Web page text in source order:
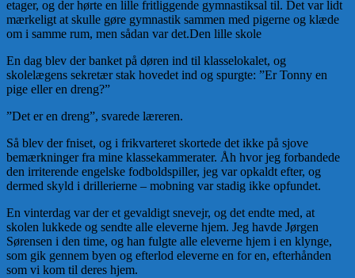
etager, og der hørte en lille fritliggende gymnastiksal til. Det var lidt
mærkeligt at skulle gøre gymnastik sammen med pigerne og klæde
om i samme rum, men sådan var det.Den lille skole
En dag blev der banket på døren ind til klasselokalet, og
skolelægens sekretær stak hovedet ind og spurgte: ”Er Tonny en
pige eller en dreng?”
”Det er en dreng”, svarede læreren.
Så blev der fniset, og i frikvarteret skortede det ikke på sjove
bemærkninger fra mine klassekammerater. Åh hvor jeg forbandede
den irriterende engelske fodboldspiller, jeg var opkaldt efter, og
dermed skyld i drillerierne – mobning var stadig ikke opfundet.
En vinterdag var der et gevaldigt snevejr, og det endte med, at
skolen lukkede og sendte alle eleverne hjem. Jeg havde Jørgen
Sørensen i den time, og han fulgte alle eleverne hjem i en klynge,
som gik gennem byen og efterlod eleverne en for en, efterhånden
som vi kom til deres hjem.